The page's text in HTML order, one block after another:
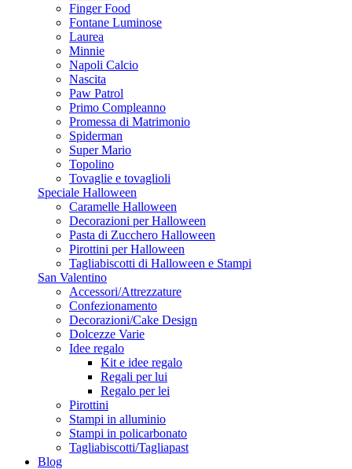
Finger Food
Fontane Luminose
Laurea
Minnie
Napoli Calcio
Nascita
Paw Patrol
Primo Compleanno
Promessa di Matrimonio
Spiderman
Super Mario
Topolino
Tovaglie e tovaglioli
Speciale Halloween
Caramelle Halloween
Decorazioni per Halloween
Pasta di Zucchero Halloween
Pirottini per Halloween
Tagliabiscotti di Halloween e Stampi
San Valentino
Accessori/Attrezzature
Confezionamento
Decorazioni/Cake Design
Dolcezze Varie
Idee regalo
Kit e idee regalo
Regali per lui
Regalo per lei
Pirottini
Stampi in alluminio
Stampi in policarbonato
Tagliabiscotti/Tagliapast
Blog